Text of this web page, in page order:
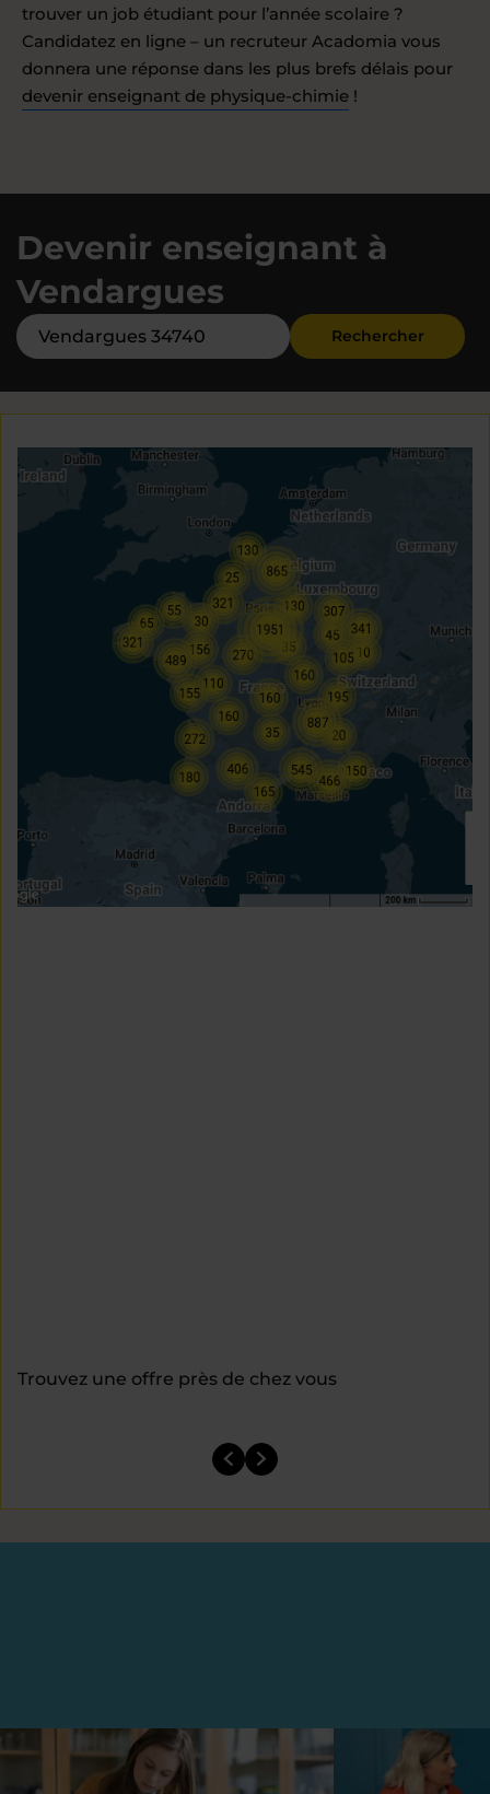
trouver un job étudiant pour l’année scolaire ?
Candidatez en ligne – un recruteur Acadomia vous
donnera une réponse dans les plus brefs délais pour
devenir enseignant de physique-chimie !
Devenir enseignant à
Vendargues
Rechercher
Trouvez une offre près de chez vous